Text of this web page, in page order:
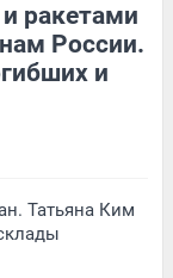
ракетами
России.
и
Татьяна Ким